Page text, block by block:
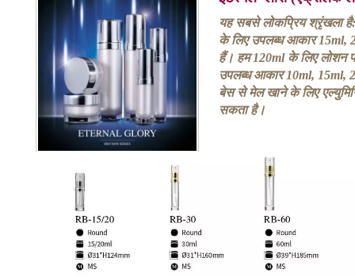
यह सबसे लोकप्रिय श्रृंखला
के लिए उपलब्ध आकार 15ml,
हैं। हम 120ml के लिए लोशन
उपलब्ध आकार 10ml, 15ml,
बेस से मेल खाने के लिए
सकता है।